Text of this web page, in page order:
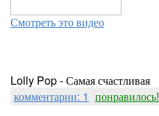
Смотреть это видео
Lolly Pop - Самая счастливая
комментарии: 1 понравилось!